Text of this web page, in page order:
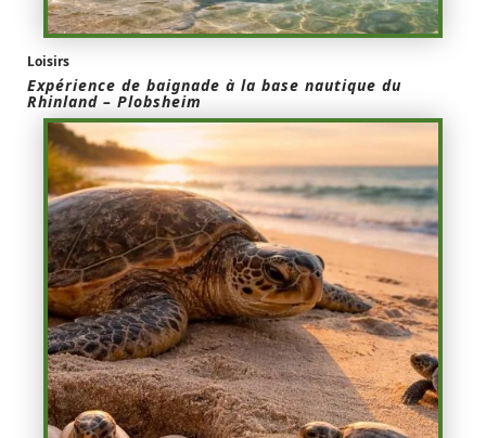
Loisirs
Expérience de baignade à la base nautique du
Rhinland – Plobsheim